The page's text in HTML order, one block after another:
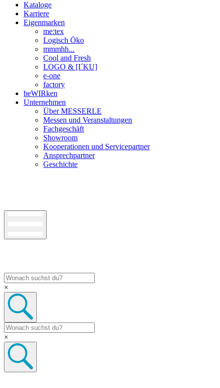
Kataloge
Karriere
Eigenmarken
me:tex
Logisch Öko
mmmhh...
Cool and Fresh
LOGO & [I´KU]
e-one
factory
beWIRken
Unternehmen
Über MESSERLE
Messen und Veranstaltungen
Fachgeschäft
Showroom
Kooperationen und Servicepartner
Ansprechpartner
Geschichte
×
×